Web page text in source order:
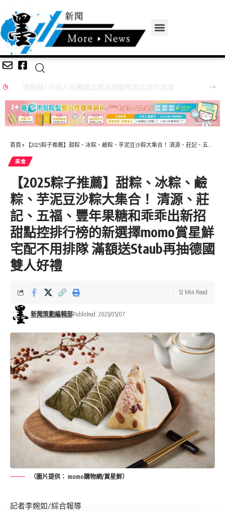
首頁 » 【2025粽子推薦】甜粽、冰粽、鹼粽、芋泥豆沙粽大集合！ 清源、莊記、五福、豐年果糖和乖乖出新招 甜點控排行榜的新選擇momo賞星鮮宅配不用排隊 滿額送Staub再抽德國雙人好禮
美食
【2025粽子推薦】甜粽、冰粽、鹼
粽、芋泥豆沙粽大集合！ 清源、莊
記、五福、豐年果糖和乖乖出新招
甜點控排行榜的新選擇momo賞星鮮
宅配不用排隊 滿額送Staub再抽德國
雙人好禮
新聞策劃編輯部Published: 2025/05/07
12 Min Read
（圖片提供： momo購物網/賞星鮮）
記者李婉如/綜合報導